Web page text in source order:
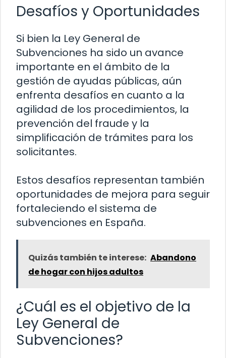
Desafíos y Oportunidades
Si bien la Ley General de
Subvenciones ha sido un avance
importante en el ámbito de la
gestión de ayudas públicas, aún
enfrenta desafíos en cuanto a la
agilidad de los procedimientos, la
prevención del fraude y la
simplificación de trámites para los
solicitantes.
Estos desafíos representan también
oportunidades de mejora para seguir
fortaleciendo el sistema de
subvenciones en España.
Quizás también te interese: Abandono
de hogar con hijos adultos
¿Cuál es el objetivo de la
Ley General de
Subvenciones?